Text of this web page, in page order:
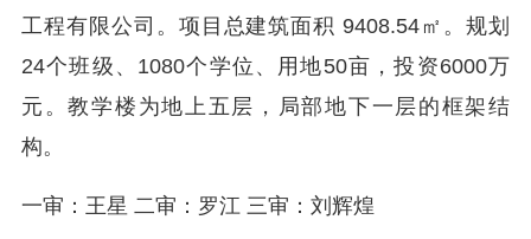
工程有限公司。项目总建筑面积 9408.54㎡。规划
24个班级、1080个学位、用地50亩，投资6000万
元。教学楼为地上五层，局部地下一层的框架结
构。
一审：王星 二审：罗江 三审：刘辉煌